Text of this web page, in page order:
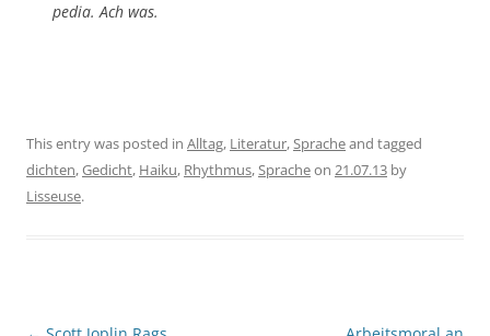
pedia. Ach was.
This entry was posted in Alltag, Literatur,Spracheand tagged
dichten,Gedicht, Haiku, Rhythmus,Spracheon 21.07.13 by
Lisseuse.